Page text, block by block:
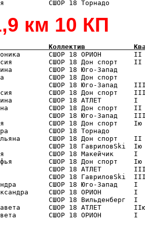
км 10 КП
Коллектив            Квал
СШОР 18 ОРИОН
СШОР 18 Дон
СШОР 18 Юго-
СШОР 18 Дон
СШОР 18 Юго-
СШОР 18 Дон
СШОР 18 АТЛЕТ
СШОР 18 Дон
СШОР 18 Юго-
СШОР 18 Дон
СШОР 18 Торнадо
Ульяна       СШОР 18 Дон
СШОР 18
СШОР 18 Макейчик
СШОР 18 Дон
СШОР 18 АТЛЕТ
СШОР 18
СШОР 18 Юго-
СШОР 18 ОРИОН
СШОР 18
СШОР 18 АТЛЕТ